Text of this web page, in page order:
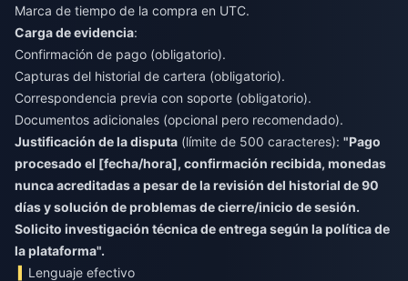
Marca de tiempo de la compra en UTC.
Carga de evidencia:
Confirmación de pago (obligatorio).
Capturas del historial de cartera (obligatorio).
Correspondencia previa con soporte (obligatorio).
Documentos adicionales (opcional pero recomendado).
Justificación de la disputa (límite de 500 caracteres): "Pago
procesado el [fecha/hora], confirmación recibida, monedas
nunca acreditadas a pesar de la revisión del historial de 90
días y solución de problemas de cierre/inicio de sesión.
Solicito investigación técnica de entrega según la política de
la plataforma".
Lenguaje efectivo